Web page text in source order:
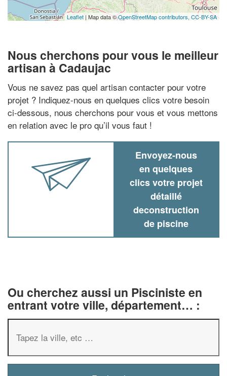
Leaflet | Map data ©OpenStreetMap contributors, CC-BY-SA
Nous cherchons pour vous le meilleur
artisan à Cadaujac
Vous ne savez pas quel artisan contacter pour votre
projet ? Indiquez-nous en quelques clics votre besoin
ci-dessous, nous cherchons pour vous et vous mettons
en relation avec le pro qu’il vous faut !
Envoyez-nous
en quelques
clics votre projet
détaillé
deconstruction
de piscine
Ou cherchez aussi un Pisciniste en
entrant votre ville, département… :